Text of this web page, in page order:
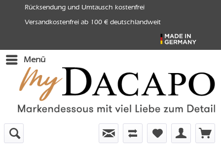
Rücksendung und Umtausch kostenfrei
Versandkostenfrei ab 100 € deutschlandweit
Menü